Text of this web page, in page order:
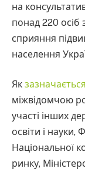
на
понад 220 осіб
сприяння
населення
Як зазначається
міжвідомчою
участі інших
освіти і науки,
Національної
ринку,